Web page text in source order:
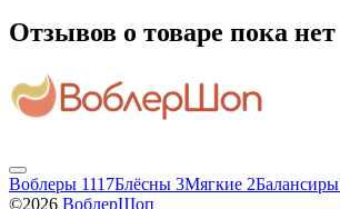
Отзывов о товаре пока нет
Воблеры 1117Блёсны 3Мягкие 2Балансиры
©2026 ВоблерШоп